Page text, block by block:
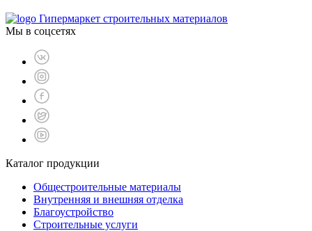
Гипермаркет строительных материалов
Мы в соцсетях
Каталог продукции
Общестроительные материалы
Внутренняя и внешняя отделка
Благоустройство
Строительные услуги